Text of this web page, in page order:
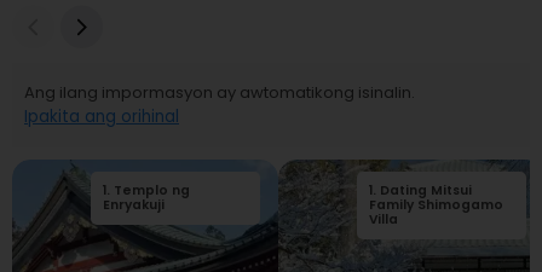
Ang ilang impormasyon ay awtomatikong isinalin.
Ipakita ang orihinal
1. Templo ng
Enryakuji
1. Dating Mitsui
Family Shimogamo
Villa